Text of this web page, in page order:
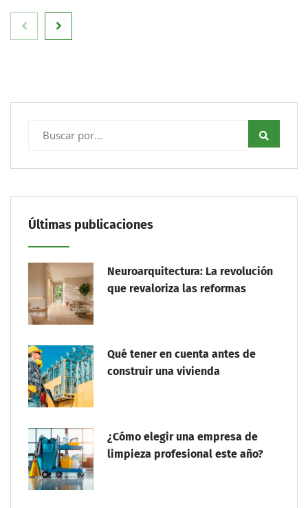
Últimas publicaciones
Neuroarquitectura: La revolución
que revaloriza las reformas
Qué tener en cuenta antes de
construir una vivienda
¿Cómo elegir una empresa de
limpieza profesional este año?